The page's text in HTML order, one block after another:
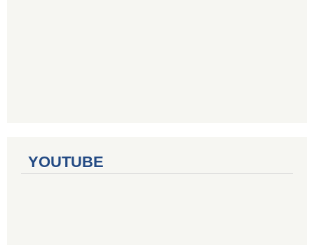
YOUTUBE